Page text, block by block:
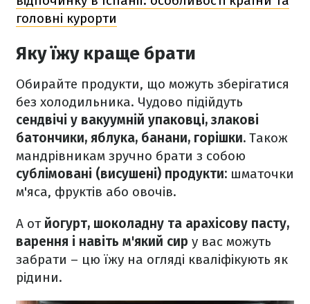
головні курорти
Яку їжу краще брати
Обирайте продукти, що можуть зберігатися
без холодильника. Чудово підійдуть
сендвічі у вакуумній упаковці, злакові
батончики, яблука, банани, горішки. Також
мандрівникам зручно брати з собою
сублімовані (висушені) продукти: шматочки
м'яса, фруктів або овочів.
А от йогурт, шоколадну та арахісову пасту,
варення і навіть м'який сир у вас можуть
забрати – цю їжу на огляді кваліфікують як
рідини.